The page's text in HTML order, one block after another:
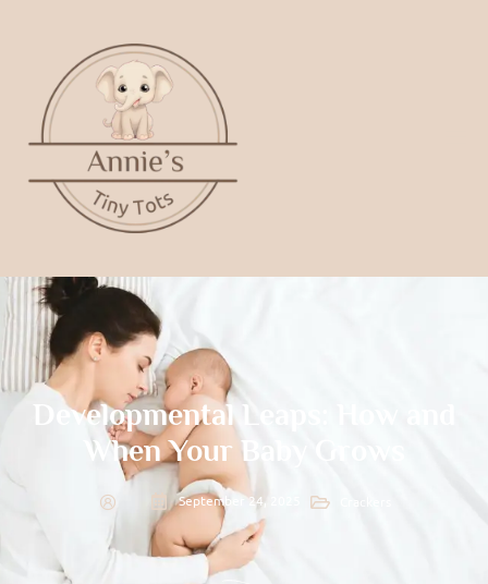
Developmental Leaps: How and
When Your Baby Grows
September 24, 2025